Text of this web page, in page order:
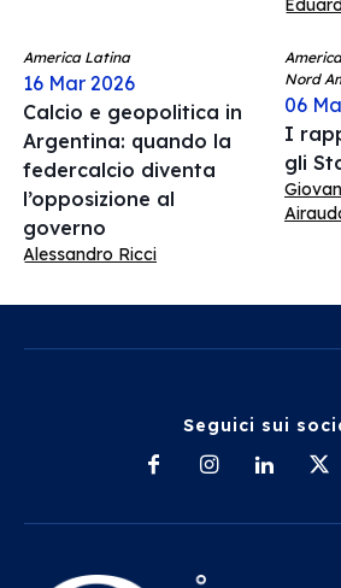
America Latina
16 Mar 2026
Calcio e geopolitica in
Argentina: quando la
federcalcio diventa
l’opposizione al
governo
Alessandro Ricci
Nord
06
I
gli
Seguici sui